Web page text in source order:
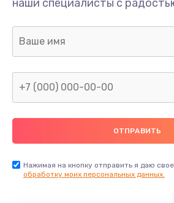
1300 руб.
Заказать
Ремонт капиллярной
400 руб.
Заказать
наши специалисты с
Нажимая на кнопку отправить я даю свое
обработку моих персональных данных.